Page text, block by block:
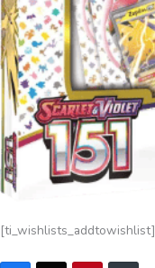
[ti_wishlists_addtowishlist]